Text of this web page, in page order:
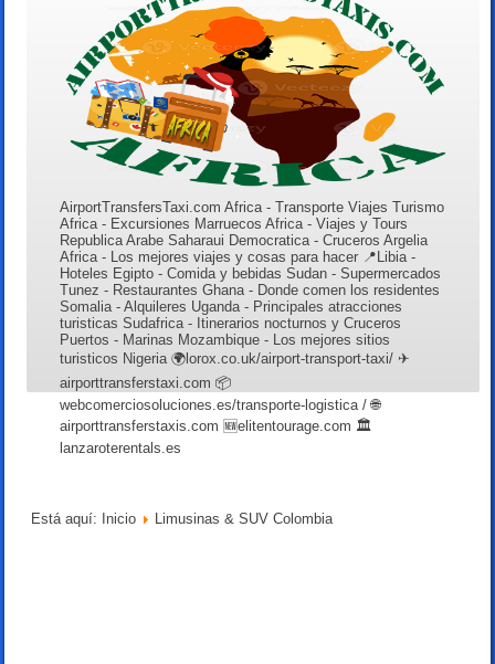
AirportTransfersTaxi.com Africa - Transporte Viajes Turismo
Africa - Excursiones Marruecos Africa - Viajes y Tours
Republica Arabe Saharaui Democratica - Cruceros Argelia
Africa - Los mejores viajes y cosas para hacer 📍Libia -
Hoteles Egipto - Comida y bebidas Sudan - Supermercados
Tunez - Restaurantes Ghana - Donde comen los residentes
Somalia - Alquileres Uganda - Principales atracciones
turisticas Sudafrica - Itinerarios nocturnos y Cruceros
Puertos - Marinas Mozambique - Los mejores sitios
turisticos Nigeria 🌍lorox.co.uk/airport-transport-taxi/ ✈
airporttransferstaxi.com 📦
webcomerciosoluciones.es/transporte-logistica / 🌐
airporttransferstaxis.com 🆕elitentourage.com 🏛️
lanzaroterentals.es
Está aquí: Inicio Limusinas & SUV Colombia